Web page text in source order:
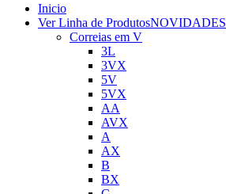
Inicio
Ver Linha de ProdutosNOVIDADES
Correias em V
3L
3VX
5V
5VX
AA
AVX
A
AX
B
BX